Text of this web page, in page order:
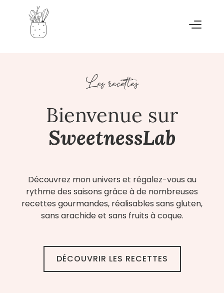
Les recettes
Bienvenue sur
SweetnessLab
Découvrez mon univers et régalez-vous au
rythme des saisons grâce à de nombreuses
recettes gourmandes, réalisables sans gluten,
sans arachide et sans fruits à coque.
DÉCOUVRIR LES RECETTES